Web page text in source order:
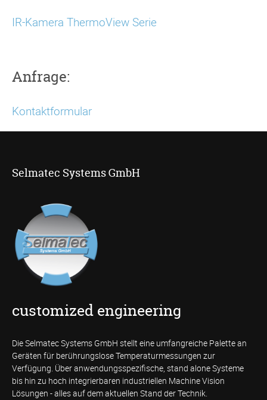
IR-Kamera ThermoView Serie
Anfrage:
Kontaktformular
Selmatec Systems GmbH
customized engineering
Die Selmatec Systems GmbH stellt eine umfangreiche Palette an
Geräten für berührungslose Temperaturmessungen zur
Verfügung. Über anwendungsspezifische, stand alone Systeme
bis hin zu hoch integrierbaren industriellen Machine Vision
Lösungen - alles auf dem aktuellen Stand der Technik.